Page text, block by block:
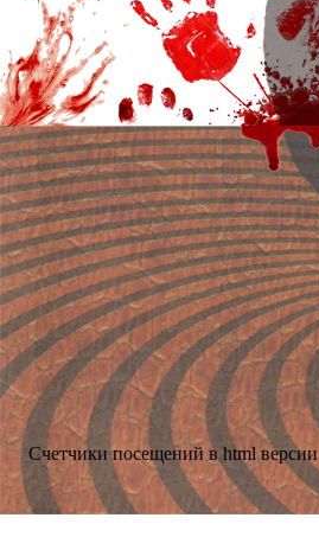
Счетчики посещений в html версии